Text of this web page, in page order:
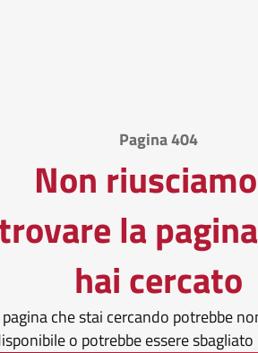
Pagina 404
Non
trovare la
hai cercato
pagina che stai cercando potrebbe
o potrebbe essere sbagliato